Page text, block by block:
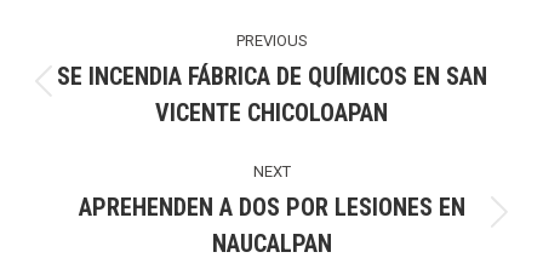
PREVIOUS
Previous
post:
SE INCENDIA FÁBRICA DE QUÍMICOS EN SAN
VICENTE CHICOLOAPAN
NEXT
post:
APREHENDEN A DOS POR LESIONES EN
NAUCALPAN